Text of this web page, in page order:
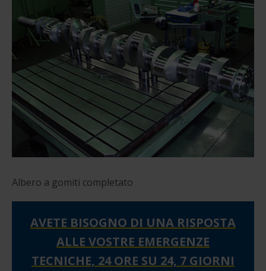
Albero a gomiti completato
AVETE BISOGNO DI UNA RISPOSTA
ALLE VOSTRE EMERGENZE
TECNICHE, 24 ORE SU 24, 7 GIORNI